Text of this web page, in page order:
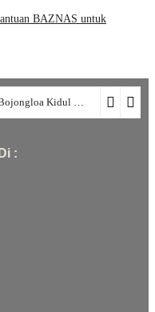
BAZNAS untuk
: